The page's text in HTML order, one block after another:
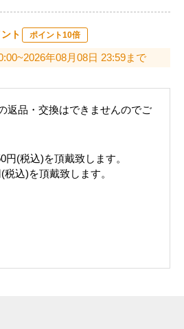
ト ポイント10倍
年08月08日 23:59まで
返品・交換はできませんのでご
円(税込)を頂戴致します。
込)を頂戴致します。